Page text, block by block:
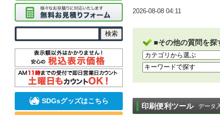
2026-08-08 04:11
■その他の質問を探
印刷便利ツール データ
SDGsグッズはこちら